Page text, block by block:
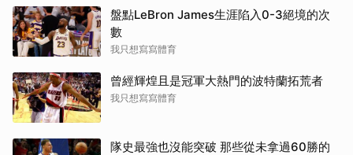
盤點LeBron James生涯陷入0-3絕境的次
數
我只想寫寫體育
曾經輝煌且是冠軍大熱門的波特蘭拓荒者
我只想寫寫體育
隊史最強也沒能突破 那些從未拿過60勝的